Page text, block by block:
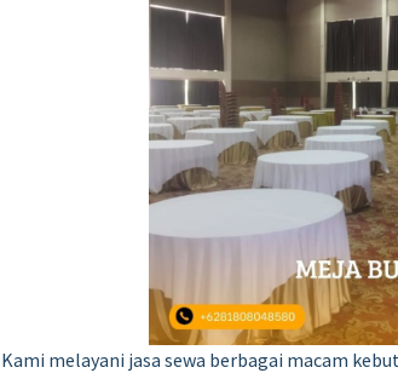
Kami melayani jasa sewa berbagai macam